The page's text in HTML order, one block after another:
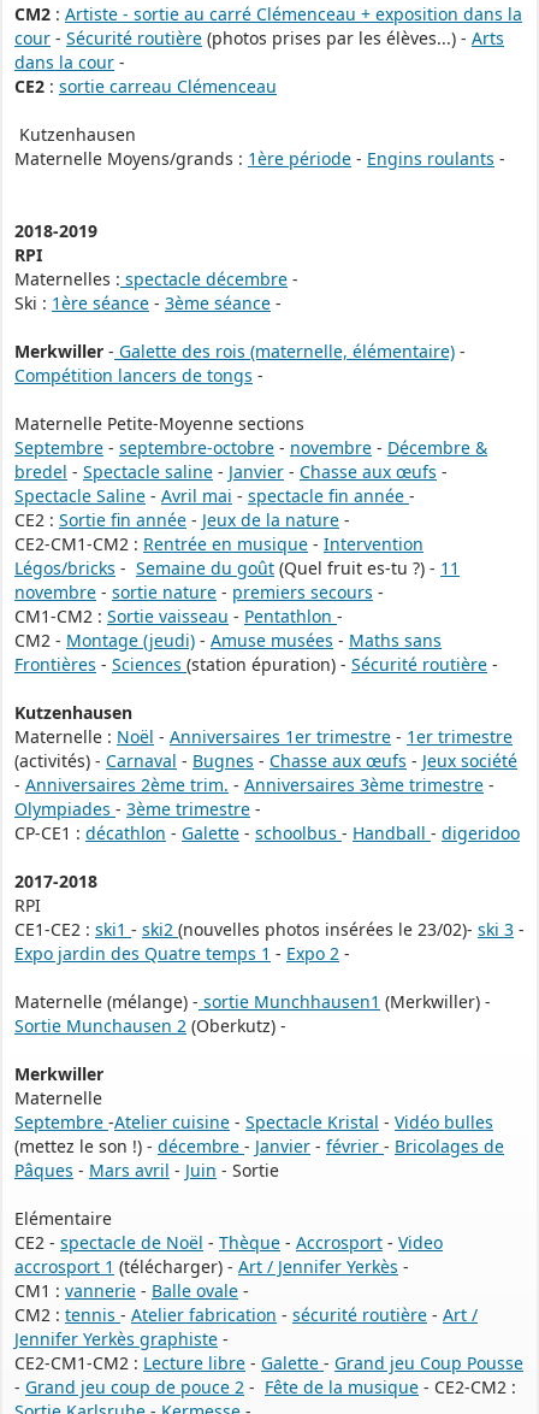
CM2 : Artiste - sortie au carré Clémenceau + exposition dans la
cour - Sécurité routière (photos prises par les élèves...) - Arts
dans la cour -
CE2 : sortie carreau Clémenceau
Kutzenhausen
Maternelle Moyens/grands : 1ère période - Engins roulants -
2018-2019
RPI
Maternelles : spectacle décembre -
Ski : 1ère séance - 3ème séance -
Merkwiller - Galette des rois (maternelle, élémentaire) -
Compétition lancers de tongs -
Maternelle Petite-Moyenne sections
Septembre - septembre-octobre - novembre - Décembre &
bredel - Spectacle saline - Janvier - Chasse aux œufs -
Spectacle Saline - Avril mai - spectacle fin année -
CE2 : Sortie fin année - Jeux de la nature -
CE2-CM1-CM2 : Rentrée en musique - Intervention
Légos/bricks - Semaine du goût (Quel fruit es-tu ?) - 11
novembre - sortie nature - premiers secours -
CM1-CM2 : Sortie vaisseau - Pentathlon -
CM2 - Montage (jeudi) - Amuse musées - Maths sans
Frontières - Sciences (station épuration) - Sécurité routière -
Kutzenhausen
Maternelle : Noël - Anniversaires 1er trimestre - 1er trimestre
(activités) - Carnaval - Bugnes - Chasse aux œufs - Jeux société
- Anniversaires 2ème trim. - Anniversaires 3ème trimestre -
Olympiades - 3ème trimestre -
CP-CE1 : décathlon - Galette - schoolbus - Handball - digeridoo
2017-2018
RPI
CE1-CE2 : ski1 - ski2 (nouvelles photos insérées le 23/02)- ski 3 -
Expo jardin des Quatre temps 1 - Expo 2 -
Maternelle (mélange) - sortie Munchhausen1 (Merkwiller) -
Sortie Munchausen 2 (Oberkutz) -
Merkwiller
Maternelle
Septembre -Atelier cuisine - Spectacle Kristal - Vidéo bulles
(mettez le son !) - décembre - Janvier - février - Bricolages de
Pâques - Mars avril - Juin - Sortie
Elémentaire
CE2 - spectacle de Noël - Thèque - Accrosport - Video
accrosport 1 (télécharger) - Art / Jennifer Yerkès -
CM1 : vannerie - Balle ovale -
CM2 : tennis - Atelier fabrication - sécurité routière - Art /
Jennifer Yerkès graphiste -
CE2-CM1-CM2 : Lecture libre - Galette - Grand jeu Coup Pousse
- Grand jeu coup de pouce 2 - Fête de la musique - CE2-CM2 :